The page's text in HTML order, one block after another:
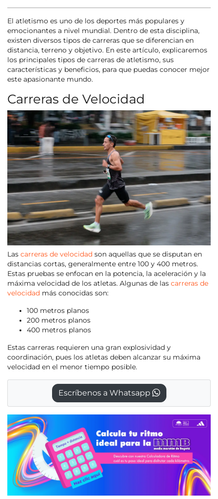
El atletismo es uno de los deportes más populares y
emocionantes a nivel mundial. Dentro de esta disciplina,
existen diversos tipos de carreras que se diferencian en
distancia, terreno y objetivo. En este artículo, explicaremos
los principales tipos de carreras de atletismo, sus
características y beneficios, para que puedas conocer mejor
este apasionante mundo.
Carreras de Velocidad
Las carreras de velocidad son aquellas que se disputan en
distancias cortas, generalmente entre 100 y 400 metros.
Estas pruebas se enfocan en la potencia, la aceleración y la
máxima velocidad de los atletas. Algunas de las carreras de
velocidad más conocidas son:
100 metros planos
200 metros planos
400 metros planos
Estas carreras requieren una gran explosividad y
coordinación, pues los atletas deben alcanzar su máxima
velocidad en el menor tiempo posible.
Escríbenos a Whatsapp